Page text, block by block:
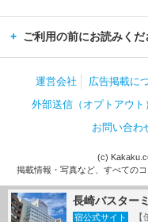
長崎バスター
宿公式サイト 【
ご利用の前にお読みくだ
運営会社 広告掲載に
外部送信（オプトアウト）
お問い合わ
(c)
掲載情報・写真など、すべての